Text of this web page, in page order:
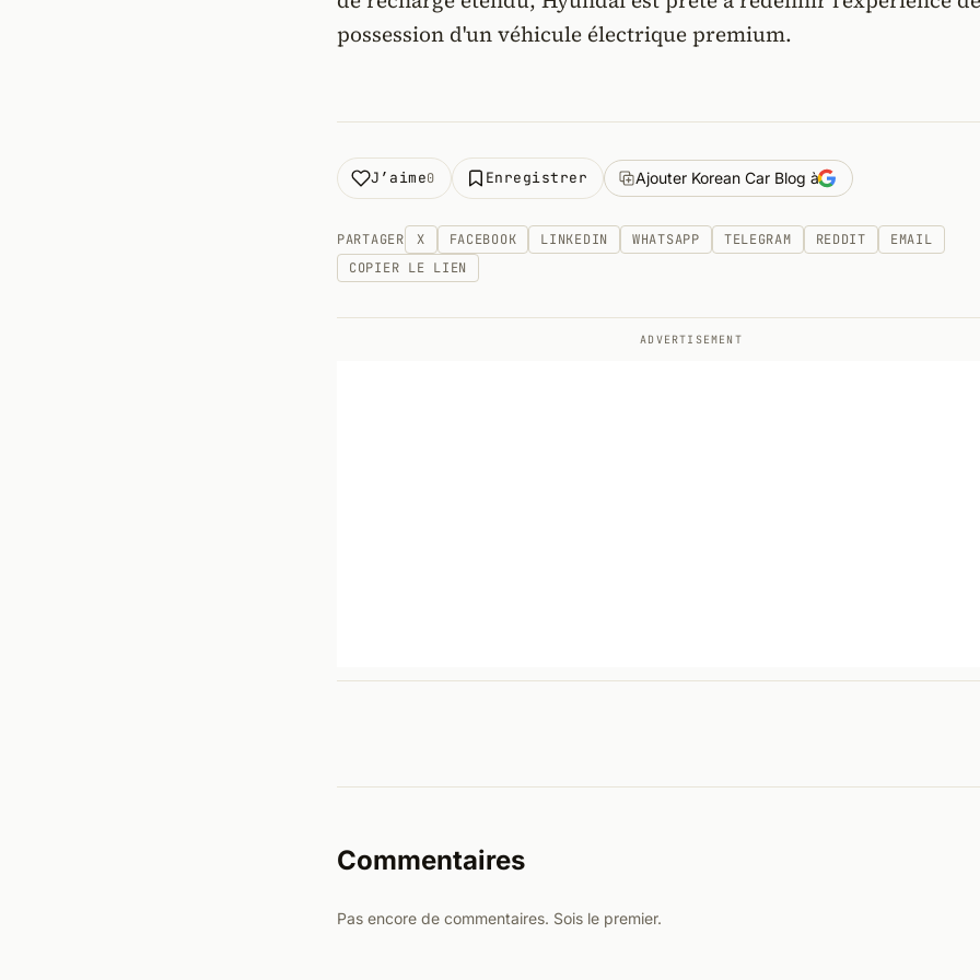
possession d'un véhicule électrique premium.
J’aime0 Enregistrer Ajouter Korean Car Blog à
PARTAGER X FACEBOOK LINKEDIN WHATSAPP TELEGRAM REDDIT
EMAIL
COPIER LE LIEN
ADVERTISEMENT
Commentaires
Pas encore de commentaires. Sois le premier.